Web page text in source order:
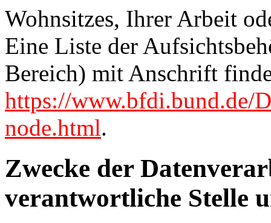
Wohnsitzes, Ihrer Arbeit
Eine Liste der
Bereich) mit Anschrift
https://www.bfdi.bund.de/
node.html.
Zwecke der
verantwortliche Stelle